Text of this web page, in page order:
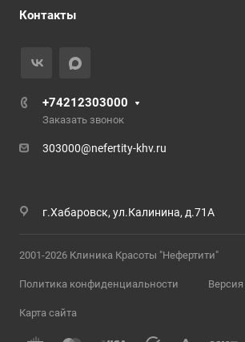
Контакты
+74212303000
Заказать звонок
303000@nefertity-khv.ru
г.Хабаровск, ул.Калинина, д.71А
2001-2026 Клиника Красоты "Нефертити"
Политика конфиденциальности
Карта сайта